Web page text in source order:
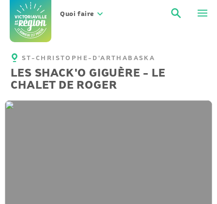
contenu
Quoi faire
ST-CHRISTOPHE-D'ARTHABASKA
LES SHACK'O GIGUÈRE - LE
CHALET DE ROGER